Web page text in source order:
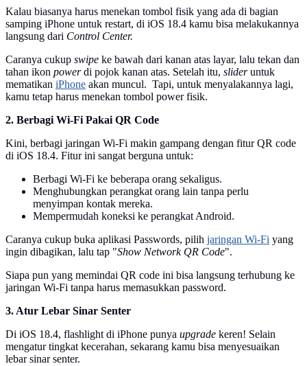
Kalau biasanya harus menekan tombol fisik yang ada di bagian
samping iPhone untuk restart, di iOS 18.4 kamu bisa melakukannya
langsung dari Control Center.
Caranya cukup swipe ke bawah dari kanan atas layar, lalu tekan dan
tahan ikon powerdi pojok kanan atas. Setelah itu, slideruntuk
mematikan iPhone akan muncul. Tapi, untuk menyalakannya lagi,
kamu tetap harus menekan tombol power fisik.
2. Berbagi Wi-Fi Pakai QR Code
Kini, berbagi jaringan Wi-Fi makin gampang dengan fitur QR code
di iOS 18.4. Fitur ini sangat berguna untuk:
Berbagi Wi-Fi ke beberapa orang sekaligus.
Menghubungkan perangkat orang lain tanpa perlu
menyimpan kontak mereka.
Mempermudah koneksi ke perangkat Android.
Caranya cukup buka aplikasi Passwords, pilih jaringan Wi-Fi yang
ingin dibagikan, lalu tap "Show Network QR Code".
Siapa pun yang memindai QR code ini bisa langsung terhubung ke
jaringan Wi-Fi tanpa harus memasukkan password.
3. Atur Lebar Sinar Senter
Di iOS 18.4, flashlight di iPhone punya upgrade keren! Selain
mengatur tingkat kecerahan, sekarang kamu bisa menyesuaikan
lebar sinar senter.